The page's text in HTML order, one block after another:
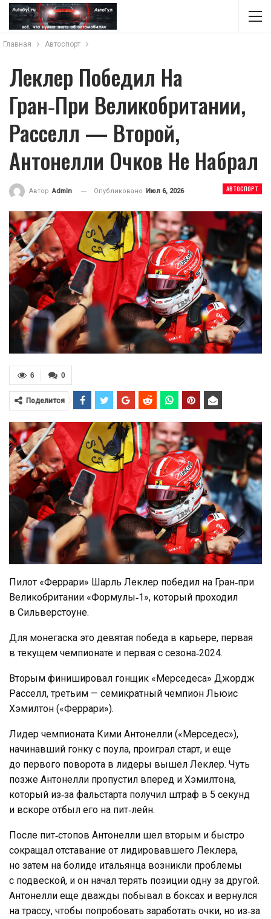
Главная Автоспорт
Леклер Победил На
Гран‑при Великобритании,
Расселл — Второй,
Антонелли Очков Не Набрал
АВТОСПОРТ
Автор Admin Опубликовано Июл 6, 2026
0
6
Поделится
Пилот «Феррари» Шарль Леклер победил на Гран‑при
Великобритании «Формулы‑1», который проходил
в Сильверстоуне.
Для монегаска это девятая победа в карьере, первая
в текущем чемпионате и первая с сезона‑2024.
Вторым финишировал гонщик «Мерседеса» Джордж
Расселл, третьим — семикратный чемпион Льюис
Хэмилтон («Феррари»).
Лидер чемпионата Кими Антонелли («Мерседес»),
начинавший гонку с поула, проиграл старт, и еще
до первого поворота в лидеры вышел Леклер. Чуть
позже Антонелли пропустил вперед и Хэмилтона,
который из‑за фальстарта получил штраф в 5 секунд
и вскоре отбыл его на пит‑лейн.
После пит‑стопов Антонелли шел вторым и быстро
сокращал отставание от лидировавшего Леклера,
но затем на болиде итальянца возникли проблемы
с подвеской, и он начал терять позиции одну за другой.
Антонелли еще дважды побывал в боксах и вернулся
на трассу, чтобы попробовать заработать очки, но из‑за